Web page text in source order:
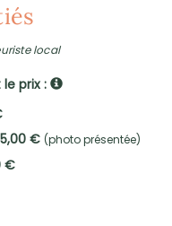
local
prix :
€ (photo présentée)
€